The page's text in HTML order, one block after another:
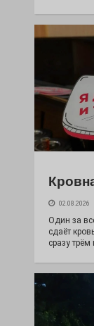
02.08.2026
Один за
сдаёт
сразу